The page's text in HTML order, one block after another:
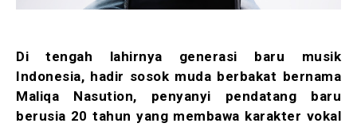
Di tengah lahirnya generasi baru musik
Indonesia, hadir sosok muda berbakat bernama
Maliqa Nasution, penyanyi pendatang baru
berusia 20 tahun yang membawa karakter vokal